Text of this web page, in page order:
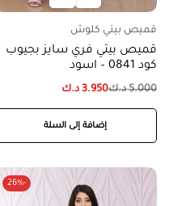
قميص بيتي كلوش
قميص بيتي فري سايز بجيوب
كود 0841 – اسود
5.000 د.ك3.950 د.ك
إضافة إلى السلة
-26%